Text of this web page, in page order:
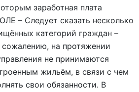
заработная плата
– Следует сказать несколько
категорий граждан –
на протяжении
не принимаются
жильём, в связи с чем
свои обязанности. В